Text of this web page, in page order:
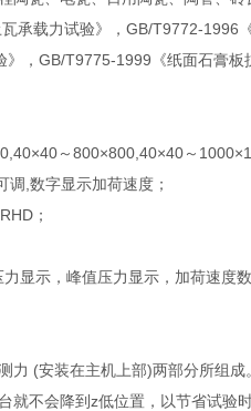
载力试验》，GB/T9772-1996
，GB/T9775-1999《纸面石膏板
～800×800,40×40～
,数字显示加荷速度；
；
显示，峰值压力显示，加荷速度数
力 (安装在主机上部)两部分所组
就不会降到z低位置，以节省试